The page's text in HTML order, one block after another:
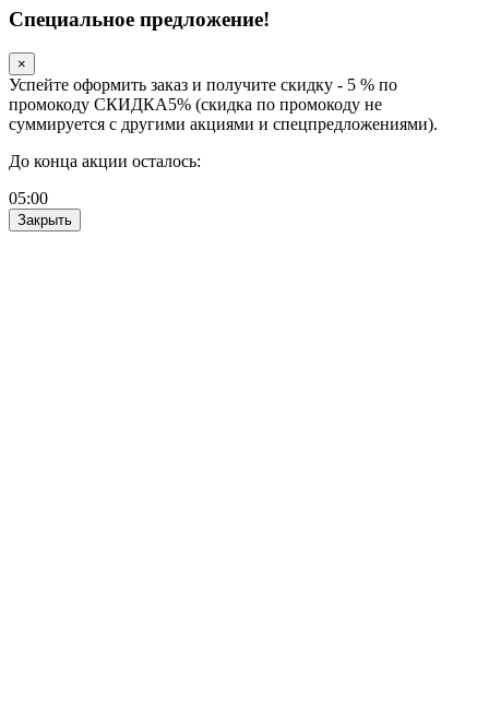
Специальное предложение!
×
Успейте оформить заказ и получите скидку - 5 % по
промокоду СКИДКА5% (скидка по промокоду не
суммируется с другими акциями и спецпредложениями).
До конца акции осталось:
05:00
Закрыть